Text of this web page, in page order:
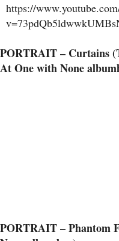
https://
PORTRAIT – Curtains
At One with None
PORTRAIT – Phantom